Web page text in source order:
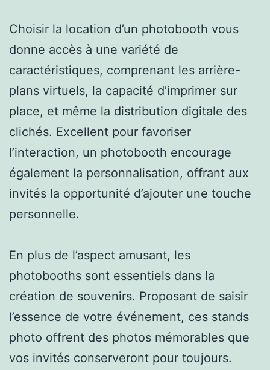
Choisir la location d’un photobooth vous
donne accès à une variété de
caractéristiques, comprenant les arrière-
plans virtuels, la capacité d’imprimer sur
place, et même la distribution digitale des
clichés. Excellent pour favoriser
l’interaction, un photobooth encourage
également la personnalisation, offrant aux
invités la opportunité d’ajouter une touche
personnelle.
En plus de l’aspect amusant, les
photobooths sont essentiels dans la
création de souvenirs. Proposant de saisir
l’essence de votre événement, ces stands
photo offrent des photos mémorables que
vos invités conserveront pour toujours.